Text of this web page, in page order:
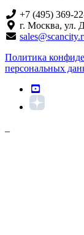
+7 (495) 369-
г. Москва, ул.
Политика
персональных